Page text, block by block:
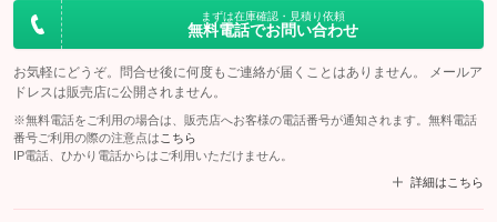
まずは在庫確認・見積り依頼
無料電話でお問い合わせ
お気軽にどうぞ。問合せ後に何度もご連絡が届くことはありません。 メールア
ドレスは販売店に公開されません。
※無料電話をご利用の場合は、販売店へお客様の電話番号が通知されます。無料電話
番号ご利用の際の注意点は こちら
IP電話、ひかり電話からはご利用いただけません。
詳細はこちら